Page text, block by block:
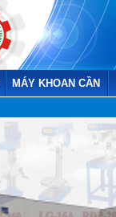
MÁY KHOAN CẦN